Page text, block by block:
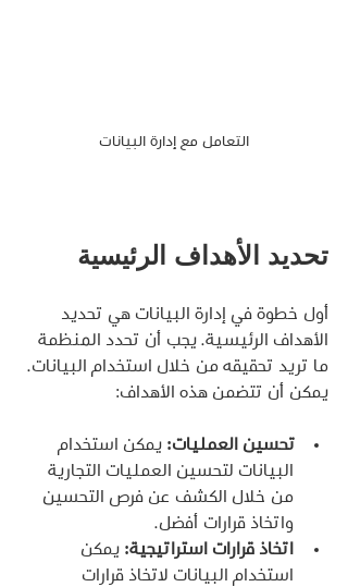
التعامل مع إدارة البيانات
تحديد الأهداف الرئيسية
أول خطوة في إدارة البيانات هي تحديد
الأهداف الرئيسية. يجب أن تحدد المنظمة
ما تريد تحقيقه من خلال استخدام البيانات.
يمكن أن تتضمن هذه الأهداف:
تحسين العمليات: يمكن استخدام
البيانات لتحسين العمليات التجارية
من خلال الكشف عن فرص التحسين
واتخاذ قرارات أفضل.
اتخاذ قرارات استراتيجية: يمكن
استخدام البيانات لاتخاذ قرارات